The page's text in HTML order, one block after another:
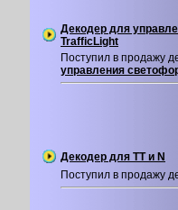
Декодер для
TrafficLight
Поступил в продажу
управления
Декодер для TT и N
Поступил в продажу